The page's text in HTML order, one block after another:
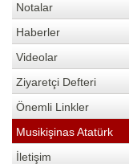
Notalar
Haberler
Videolar
Ziyaretçi Defteri
Önemli Linkler
Musikişinas Atatürk
İletişim